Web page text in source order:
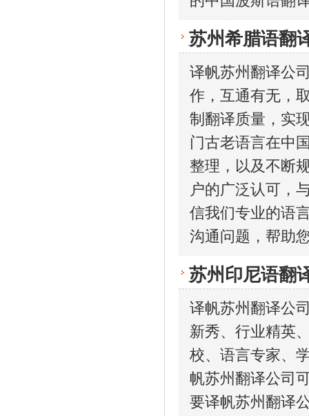
苏州希腊语翻
译帆苏州翻译公
作，互通有无，
制翻译质量，实
门古老语言在中
整理，以及不断
户的广泛认可，
信我们专业的语
沟通问题，帮助
苏州印尼语翻
译帆苏州翻译公
新秀、行业精英
校、语言专家、
帆苏州翻译公司
要译帆苏州翻译